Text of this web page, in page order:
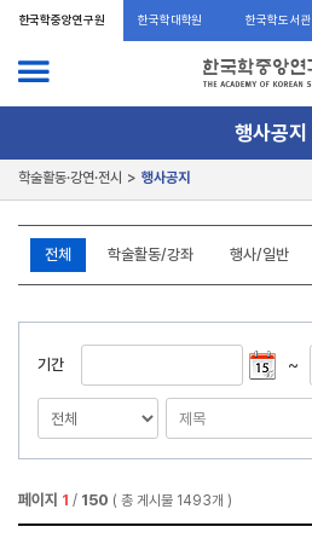
한국학중앙연구원 한국학대학원 한국학도서관
학술활동·강연·전시 행사공지
행사공지
전체 학술활동/강좌 행사/일반
기간 ~
페이지 1 / 150 ( 총 게시물 1493개 )